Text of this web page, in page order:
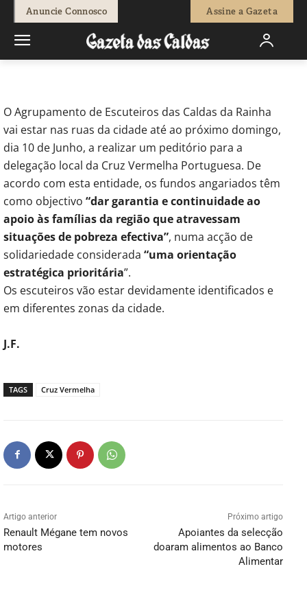
Anuncie Connosco Assine a Gazeta
Redação - 8 de Junho, 2012 0
O Agrupamento de Escuteiros das Caldas da Rainha
vai estar nas ruas da cidade até ao próximo domingo,
dia 10 de Junho, a realizar um peditório para a
delegação local da Cruz Vermelha Portuguesa. De
acordo com esta entidade, os fundos angariados têm
como objectivo “dar garantia e continuidade ao
apoio às famílias da região que atravessam
situações de pobreza efectiva”, numa acção de
solidariedade considerada “uma orientação
estratégica prioritária”.
Os escuteiros vão estar devidamente identificados e
em diferentes zonas da cidade.
J.F.
TAGS Cruz Vermelha
Artigo anterior
Renault Mégane tem novos
motores
Próximo artigo
Apoiantes da selecção
doaram alimentos ao Banco
Alimentar